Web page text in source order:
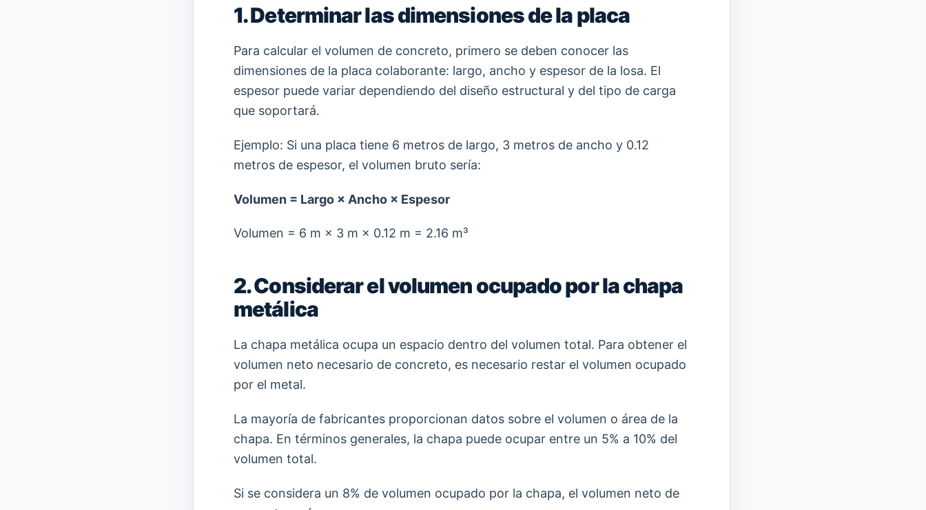
1. Determinar las dimensiones de la placa
Para calcular el volumen de concreto, primero se deben conocer las
dimensiones de la placa colaborante: largo, ancho y espesor de la losa. El
espesor puede variar dependiendo del diseño estructural y del tipo de carga
que soportará.
Ejemplo: Si una placa tiene 6 metros de largo, 3 metros de ancho y 0.12
metros de espesor, el volumen bruto sería:
Volumen = Largo × Ancho × Espesor
Volumen = 6 m × 3 m × 0.12 m = 2.16 m³
2. Considerar el volumen ocupado por la chapa
metálica
La chapa metálica ocupa un espacio dentro del volumen total. Para obtener el
volumen neto necesario de concreto, es necesario restar el volumen ocupado
por el metal.
La mayoría de fabricantes proporcionan datos sobre el volumen o área de la
chapa. En términos generales, la chapa puede ocupar entre un 5% a 10% del
volumen total.
Si se considera un 8% de volumen ocupado por la chapa, el volumen neto de